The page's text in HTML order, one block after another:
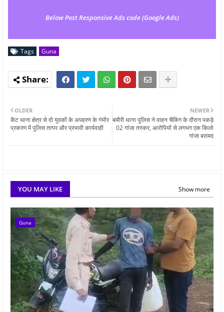
Below Post Responsive Ads code (Google Ads)
Tags Guna
NEWER
बमौरी थाना पुलिस ने वाहन चैकिंग के दौरान पकड़े
02 गांजा तस्कर, आरोपियों से लगभग एक किलो
गांजा बरामद
OLDER
केंट थाना क्षेत्र से दो युवकों के अपहरण के गंभीर
प्रकरण में पुलिस तत्पर और प्रभावी कार्यवाही
YOU MAY LIKE Show more
Guna